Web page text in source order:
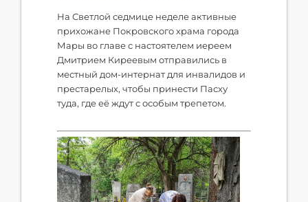
На Светлой седмице неделе активные
прихожане Покровского храма города
Мары во главе с настоятелем иереем
Дмитрием Киреевым отправились в
местный дом-интернат для инвалидов и
престарелых, чтобы принести Пасху
туда, где её ждут с особым трепетом.